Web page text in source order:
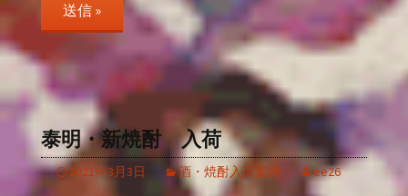
泰明・新焼酎 入荷
2021年3月3日 酒・焼酎入荷案内 ee26